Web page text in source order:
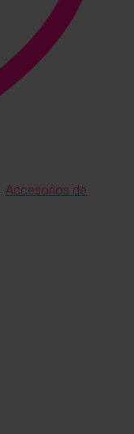
Accesorios de